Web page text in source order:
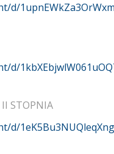
d/
d/
II STOPNIA
d/